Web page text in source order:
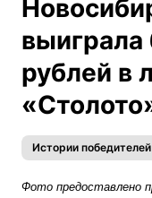
выиграла
рублей в
Истории победителей
Фото предоставлено